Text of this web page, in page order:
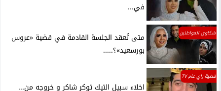
في...
شكاوي المواطنين
متى تُعقد الجلسة القادمة في قضية «عروس
بورسعيد»؟.....
قضية راي عام TV
اخلاء سبيل التيك توكر شاكر و خروجه من...